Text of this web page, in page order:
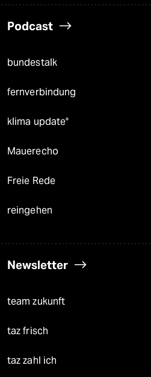
Podcast
bundestalk
fernverbindung
klima update°
Mauerecho
Freie Rede
reingehen
Newsletter
team zukunft
taz frisch
taz zahl ich